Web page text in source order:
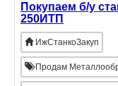
Покупаем б/у
250ИТП
ИжСтанкоЗакуп
Продам